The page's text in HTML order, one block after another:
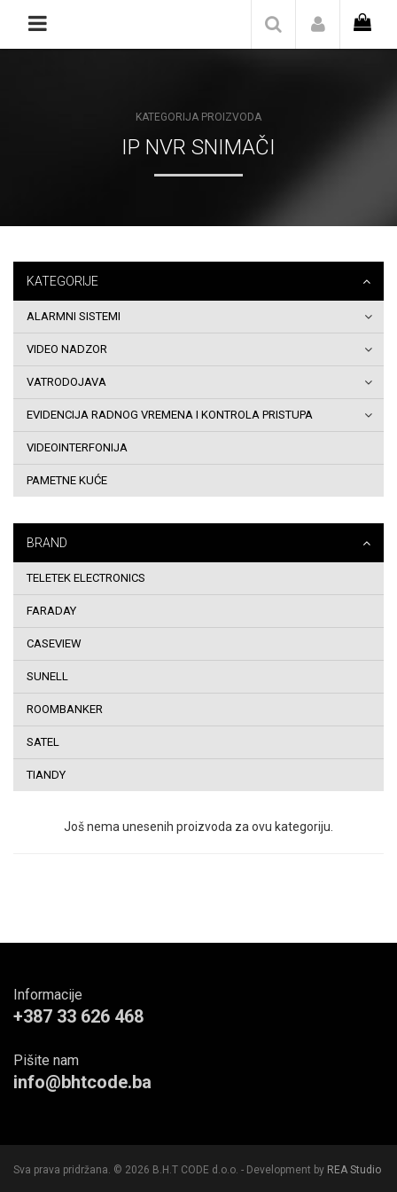
Naslovna
Zaštita
privatnosti
korištenja
Dostava
robe
na
adresu
Sigurnost
plaćanja
KATEGORIJA PROIZVODA
IP NVR SNIMAČI
KATEGORIJE
ALARMNI SISTEMI
VIDEO NADZOR
VATRODOJAVA
EVIDENCIJA RADNOG VREMENA I KONTROLA PRISTUPA
VIDEOINTERFONIJA
PAMETNE KUĆE
BRAND
TELETEK ELECTRONICS
FARADAY
CASEVIEW
SUNELL
ROOMBANKER
SATEL
TIANDY
Još nema unesenih proizvoda za ovu kategoriju.
Informacije
+387 33 626 468
Pišite nam
info@bhtcode.ba
Sva prava pridržana. © 2026 B.H.T CODE d.o.o. - Development by REA Studio